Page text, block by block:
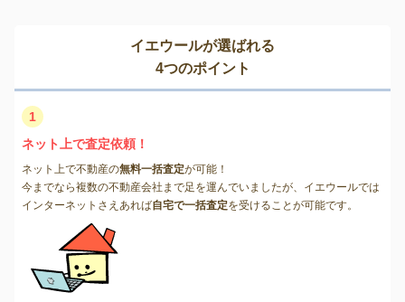
イエウールが選ばれる
4つのポイント
1
ネット上で査定依頼！
ネット上で不動産の無料一括査定が可能！
今までなら複数の不動産会社まで足を運んでいましたが、イエウールでは
インターネットさえあれば自宅で一括査定を受けることが可能です。